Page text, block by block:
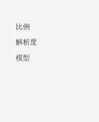
部落格
比例
解析度
模型